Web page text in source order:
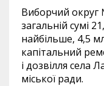
Виборчий округ
загальній сумі
найбільше, 4,5
капітальний
і дозвілля села
міської ради.